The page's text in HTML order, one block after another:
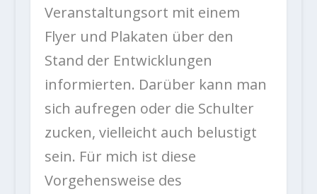
Veranstaltungsort mit einem
Flyer und Plakaten über den
Stand der Entwicklungen
informierten. Darüber kann man
sich aufregen oder die Schulter
zucken, vielleicht auch belustigt
sein. Für mich ist diese
Vorgehensweise des